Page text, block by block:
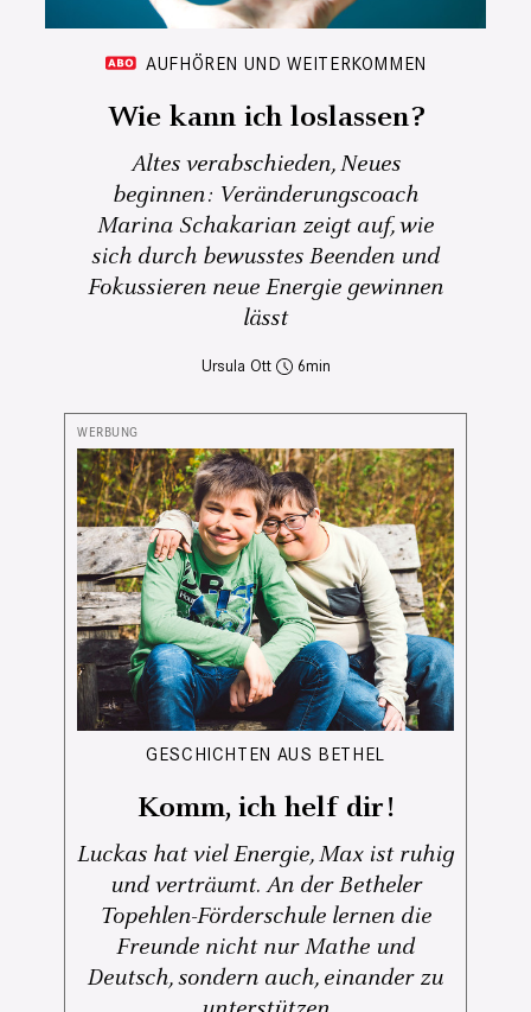
AUFHÖREN UND WEITERKOMMEN
Wie kann ich loslassen?
Altes verabschieden, Neues
beginnen: Veränderungscoach
Marina Schakarian zeigt auf, wie
sich durch bewusstes Beenden und
Fokussieren neue Energie gewinnen
lässt
Ursula Ott 6
GESCHICHTEN AUS BETHEL
Komm, ich helf dir!
Luckas hat viel Energie, Max ist ruhig
und verträumt. An der Betheler
Topehlen-Förderschule lernen die
Freunde nicht nur Mathe und
Deutsch, sondern auch, einander zu